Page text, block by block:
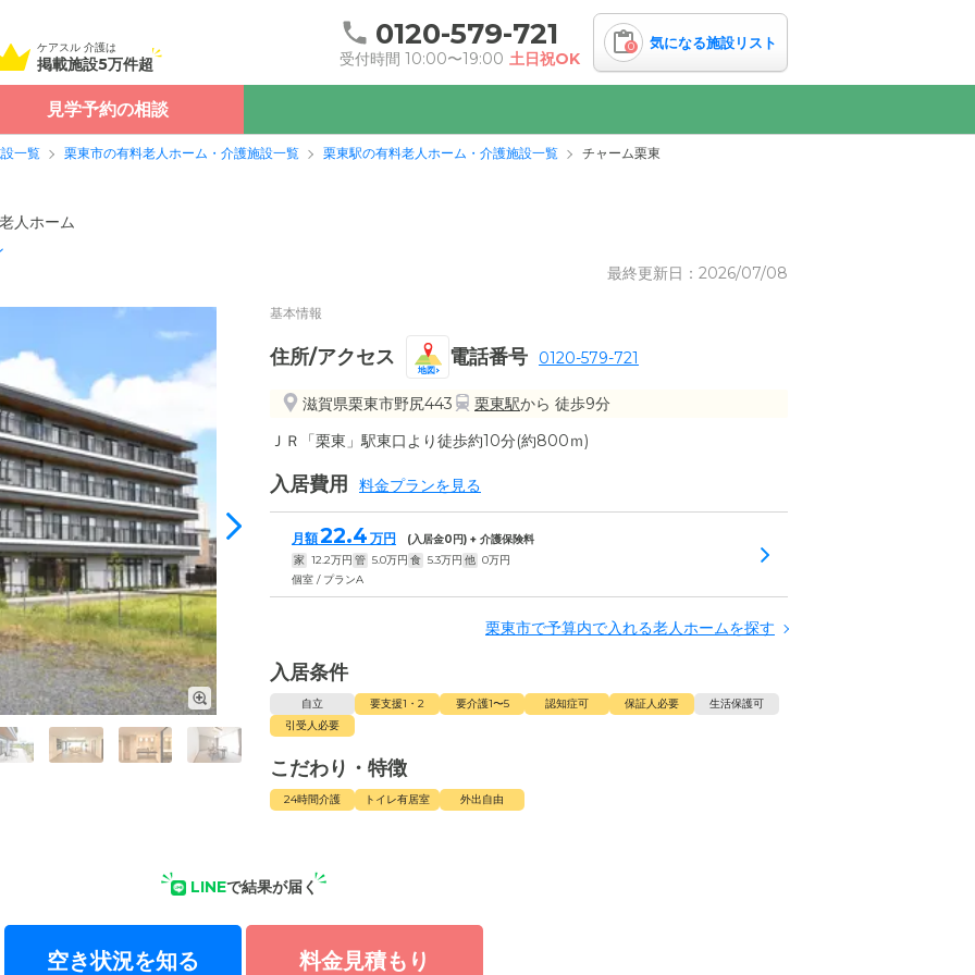
ケアスル 介護は
掲載施設5万件超
0120-579-721
受付時間 10:00〜19:00 土日祝OK
0 気になる施設リスト
見学予約の相談
一覧 栗東市の有料老人ホーム・介護施設一覧 栗東駅の有料老人ホーム・介護施設一覧 チャーム栗東
人ホーム
最終更新日：2026/07/08
基本情報
住所/アクセス
地図
電話番号 0120-579-721
滋賀県栗東市野尻443 栗東駅から 徒歩9分
ＪＲ「栗東」駅東口より徒歩約10分(約800ｍ)
入居費用 料金プランを見る
月額22.4 万円 (入居金0円) + 介護保険料
家 12.2万円 管 5.0万円 食 5.3万円 他 0万円
個室 / プランA
栗東市で予算内で入れる老人ホームを探す
入居条件
自立 要支援1・2 要介護1〜5 認知症可 保証人必要
生活保護可
引受人必要
こだわり・特徴
24時間介護 トイレ有居室 外出自由
LINEで結果が届く
空き状況を知る 料金見積もり